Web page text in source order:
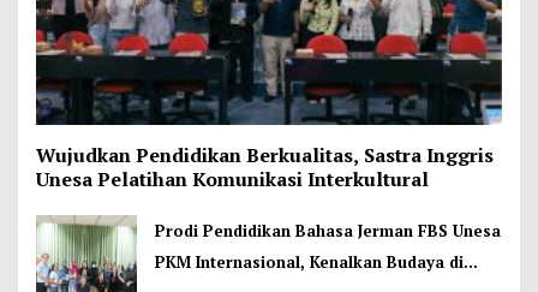
Wujudkan Pendidikan Berkualitas, Sastra Inggris
Unesa Pelatihan Komunikasi Interkultural
Prodi Pendidikan Bahasa Jerman FBS Unesa
PKM Internasional, Kenalkan Budaya di